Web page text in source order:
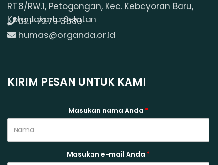
RT.8/RW.1, Petogongan, Kec. Kebayoran Baru,
Kota Jakarta Selatan
021-7279 3530
humas@organda.or.id
KIRIM PESAN UNTUK KAMI
Masukan nama Anda *
Masukan e-mail Anda *